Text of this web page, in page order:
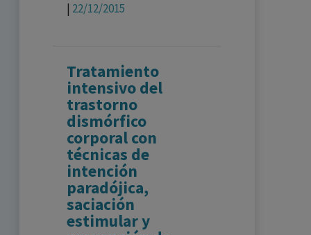
| 22/12/2015
Tratamiento
intensivo del
trastorno
dismórfico
corporal con
técnicas de
intención
paradójica,
saciación
estimular y